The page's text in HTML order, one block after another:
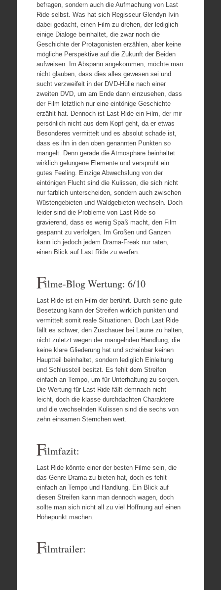
befragen, sondern auch die Aufmachung von Last
Ride selbst. Was hat sich Regisseur Glendyn Ivin
dabei gedacht, einen Film zu drehen, der lediglich
einige Dialoge beinhaltet, die zwar noch die
Geschichte der Protagonisten erzählen, aber keine
mögliche Perspektive auf die Zukunft der Beiden
aufweisen. Im Abspann angekommen, möchte man
nicht glauben, dass dies alles gewesen sei und
sucht verzweifelt in der DVD-Hülle nach einer
zweiten DVD, um am Ende dann einzusehen, dass
der Film letztlich nur eine eintönige Geschichte
erzählt hat. Dennoch ist Last Ride ein Film, der mir
persönlich nicht aus dem Kopf geht, da er etwas
Besonderes vermittelt und es absolut schade ist,
dass es ihn in den oben genannten Punkten so
mangelt. Denn gerade die Atmosphäre beinhaltet
wirklich gelungene Elemente und versprüht ein
gutes Feeling. Einzige Abwechslung von der
eintönigen Flucht sind die Kulissen, die sich nicht
nur farblich unterscheiden, sondern auch zwischen
Wüstengebieten und Waldgebieten wechseln. Doch
leider sind die Probleme von Last Ride so
gravierend, dass es wenig Spaß macht, den Film
gespannt zu verfolgen. Im Großen und Ganzen
kann ich jedoch jedem Drama-Freak nur raten,
einen Blick auf Last Ride zu werfen.
Filme-Blog Wertung: 6/10
Last Ride ist ein Film der berührt. Durch seine gute
Besetzung kann der Streifen wirklich punkten und
vermittelt somit reale Situationen. Doch Last Ride
fällt es schwer, den Zuschauer bei Laune zu halten,
nicht zuletzt wegen der mangelnden Handlung, die
keine klare Gliederung hat und scheinbar keinen
Hauptteil beinhaltet, sondern lediglich Einleitung
und Schlussteil besitzt. Es fehlt dem Streifen
einfach an Tempo, um für Unterhaltung zu sorgen.
Die Wertung für Last Ride fällt demnach nicht
leicht, doch die klasse durchdachten Charaktere
und die wechselnden Kulissen sind die sechs von
zehn einsamen Sternchen wert.
Filmfazit:
Last Ride könnte einer der besten Filme sein, die
das Genre Drama zu bieten hat, doch es fehlt
einfach an Tempo und Handlung. Ein Blick auf
diesen Streifen kann man dennoch wagen, doch
sollte man sich nicht all zu viel Hoffnung auf einen
Höhepunkt machen.
Filmtrailer: